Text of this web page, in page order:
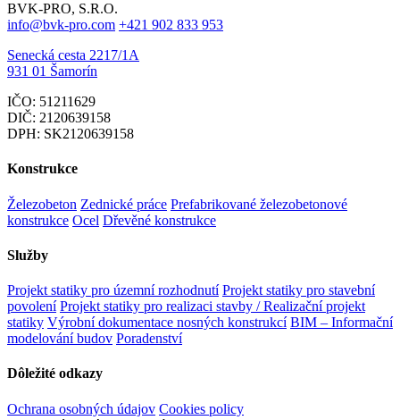
BVK-PRO, S.R.O.
info@bvk-pro.com +421 902 833 953
Senecká cesta 2217/1A
931 01 Šamorín
IČO: 51211629
DIČ: 2120639158
DPH: SK2120639158
Konstrukce
Železobeton Zednické práce Prefabrikované železobetonové
konstrukce Ocel Dřevěné konstrukce
Služby
Projekt statiky pro územní rozhodnutí Projekt statiky pro stavební
povolení Projekt statiky pro realizaci stavby / Realizační projekt
statiky Výrobní dokumentace nosných konstrukcí BIM – Informační
modelování budov Poradenství
Dôležité odkazy
Ochrana osobných údajov Cookies policy